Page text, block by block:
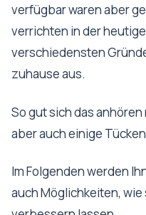
verfügbar waren aber
verrichten in der
verschiedensten
zuhause aus.
So gut sich das
aber auch einige
Im Folgenden werden
auch Möglichkeiten,